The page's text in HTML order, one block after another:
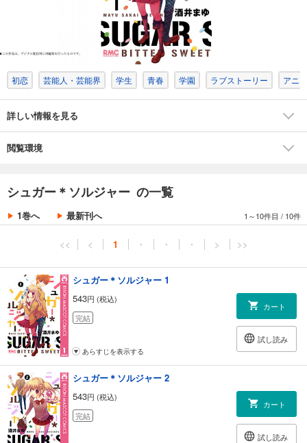
初恋 芸能人・芸能界 学生 青春 学園 ラブストーリー アニ
詳しい情報を見る
閲覧環境
シュガー＊ソルジャー の一覧
1巻へ 最新刊へ 1～10件目 / 10件
<< < 1 ・ ・ ・ > >>
シュガー＊ソルジャー 1
543円 (税込)
完結
カート
試し読み
あらすじを表示する
シュガー＊ソルジャー 2
543円 (税込)
完結
カート
試し読み